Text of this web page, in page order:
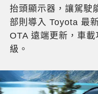
抬頭顯示器，讓駕駛
部則導入 Toyota 最
OTA 遠端更新，車
級。